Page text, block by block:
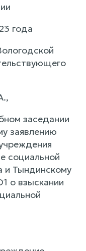
года
заседании
заявлению
социальной
и Тындинскому
о взыскании